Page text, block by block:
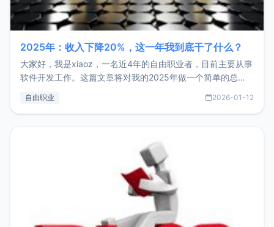
2025年：收入下降20%，这一年我到底干了什么？
大家好，我是xiaoz，一名近4年的自由职业者，目前主要从事
软件开发工作。这篇文章将对我的2025年做一个简单的总
收入下降20%，但却过得很充实，2026年不求突破，但求保
自由职业 2026-01-12